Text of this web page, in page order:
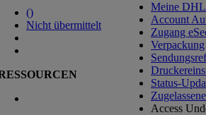
()
Nicht übermittelt
Meine
Account
Zugang
Verpackung
Status-
Access